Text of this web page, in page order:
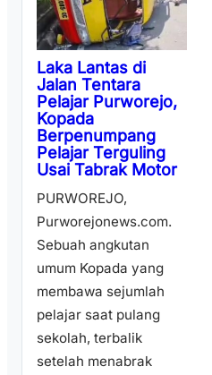
Laka Lantas di
Jalan Tentara
Pelajar Purworejo,
Kopada
Berpenumpang
Pelajar Terguling
Usai Tabrak Motor
PURWOREJO,
Purworejonews.com.
Sebuah angkutan
umum Kopada yang
membawa sejumlah
pelajar saat pulang
sekolah, terbalik
setelah menabrak